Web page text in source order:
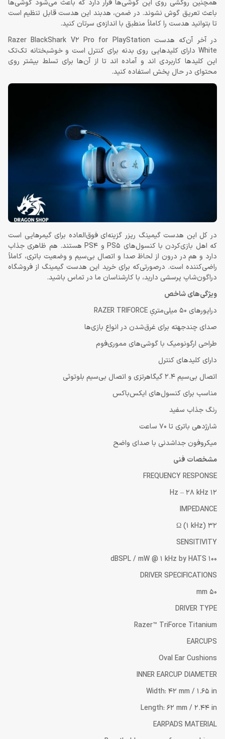
همچنین روکشی روی این گوشی‌ها قرار دارد که باعث می‌شود گوشی‌ها
باعث تعریق گوش نشوند. در ضمن، هدبند این هدست قابل تنظیم است
تا بتوانید هدست را کاملاً منطبق با اندازه‌ی سرتان کنید.
در آخر آن‌که هدست Razer BlackShark V2 Pro for PlayStation
White دارای کلیدهایی روی بدنه برای کنترل است و خوشبختانه تک‌تک
این کلیدها کاربردی اند و آماده اند تا از آن‌ها برای تسلط بیشتر روی
محتوای در حال پخش استفاده کنید.
در کل این هدست گیمینگ ریزر گزینه‌ای فوق‌العاده برای گیمرهایی است
که اهل بازی‌کردن با کنسول‌های PS5 و PS4 هستند. هم ظاهری جذاب
دارد و هم در درون از لحاظ صدا و اتصال بی‌سیم و وضعیت باتری، کاملاً
راضی‌کننده است. درصورتی‌که برای خرید این هدست گیمینگ از فروشگاه
دراگون‌شاپ پرسشی دارید، با کارشناسان ما در تماس باشید.
ویژگی‌های شاخص
درایورهای 50 میلی‌متریِ RAZER TRIFORCE
صدای چندجهته برای غرق‌شدن در انواع بازی‌ها
طراحی ارگونومیک با گوشی‌های مموری‌فوم
دارای کلیدهای کنترل
اتصال بی‌سیم 2.4 گیگاهرتزی و اتصال بی‌سیم بلوتوثی
مناسب برای کنسول‌های ایکس‌باکس
رنگ جذاب سفید
شارژدهی باتری تا 70 ساعت
میکروفون جداشدنی با صدای واضح
مشخصات فنی
FREQUENCY RESPONSE
12 Hz – 28 kHz
IMPEDANCE
32 Ω (1 kHz)
SENSITIVITY
100 dBSPL / mW @ 1 kHz by HATS
DRIVER SPECIFICATIONS
50 mm
DRIVER TYPE
Razer™ TriForce Titanium
EARCUPS
Oval Ear Cushions
INNER EARCUP DIAMETER
Width: 42 mm / 1.65 in
Length: 62 mm / 2.44 in
EARPADS MATERIAL